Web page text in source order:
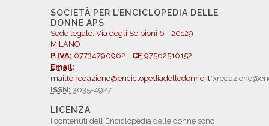
SOCIETÀ PER L'ENCICLOPEDIA DELLE
DONNE APS
Sede legale: Via degli Scipioni 6 - 20129
MILANO
P.IVA: 07734790962 - CF 97562510152
Email:
mailto:redazione@enciclopediadelledonne.it
ISSN: 3035-4927
LICENZA
I contenuti dell'Enciclopedia delle donne sono